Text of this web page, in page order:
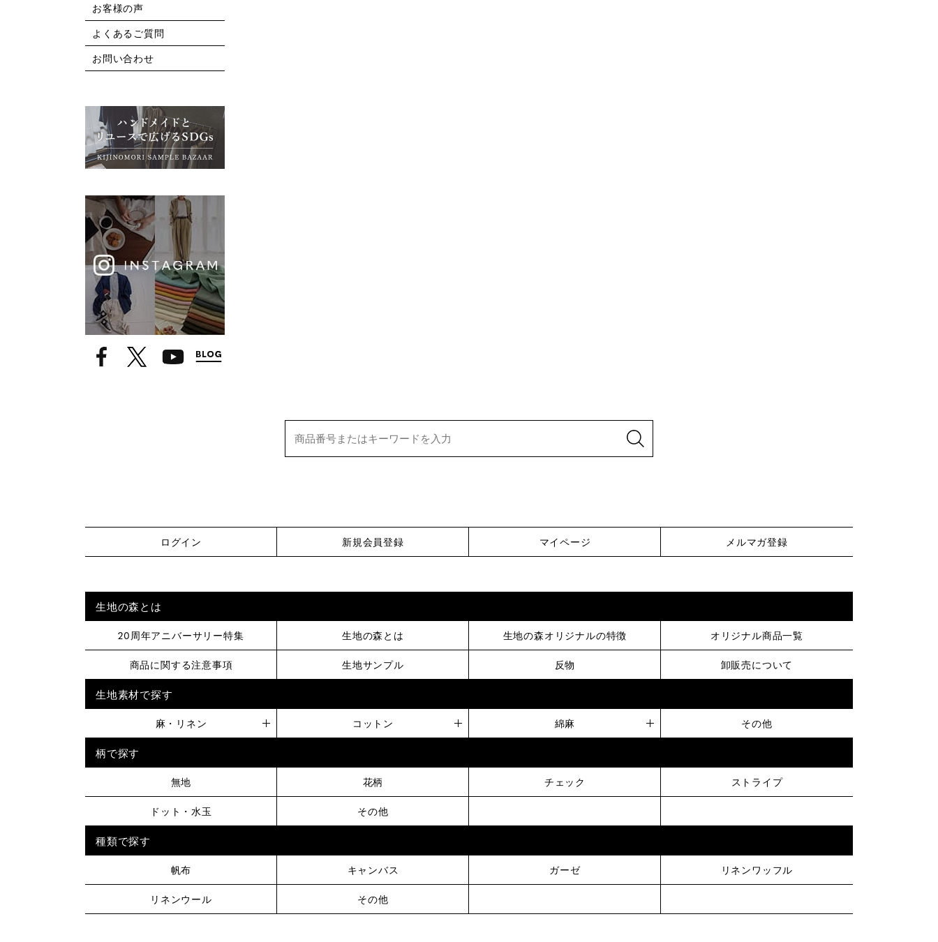
お客様の声
よくあるご質問
お問い合わせ
ログイン 新規会員登録 マイページ メルマガ登録
生地の森とは
20周年アニバーサリー特集 生地の森とは 生地の森オリジナルの特徴 オリジナル商品一覧
商品に関する注意事項 生地サンプル 反物 卸販売について
生地素材で探す
麻・リネン コットン 綿麻 その他
柄で探す
無地 花柄 チェック ストライプ
ドット・水玉 その他
種類で探す
帆布 キャンバス ガーゼ リネンワッフル
リネンウール その他